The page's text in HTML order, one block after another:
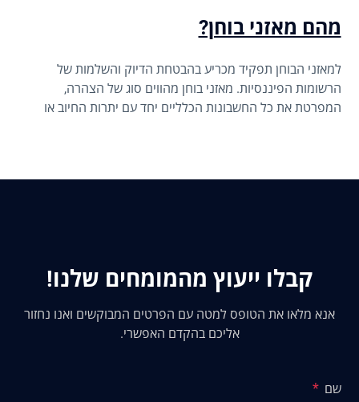
מהם מאזני בוחן?
למאזני הבוחן תפקיד מכריע בהבטחת הדיוק והשלמות של
הרשומות הפיננסיות. מאזני בוחן מהווים סוג של הצהרה,
המפרטת את כל החשבונות הכלליים יחד עם יתרות החיוב או
קבלו ייעוץ מהמומחים שלנו!
אנא מלאו את הטופס למטה עם הפרטים המבוקשים ואנו נחזור
אליכם בהקדם האפשרי.
שם